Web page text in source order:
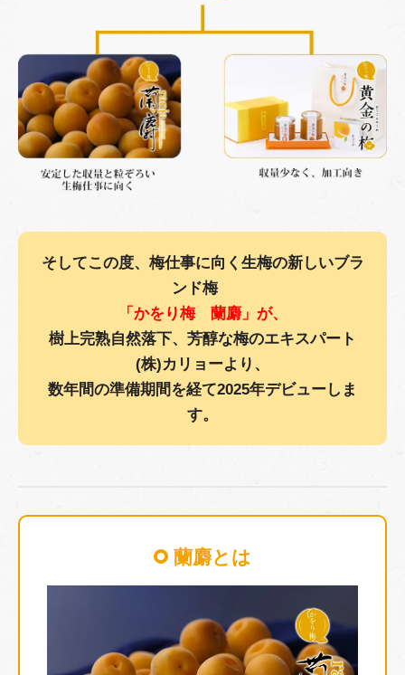
そしてこの度、梅仕事に向く生梅の新しいブラ
ンド梅
「かをり梅 蘭麝」が、
樹上完熟自然落下、芳醇な梅のエキスパート
(株)カリョーより、
数年間の準備期間を経て2025年デビューしま
す。
蘭麝とは